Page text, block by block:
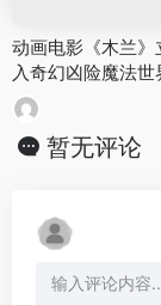
动画电影《木兰》
入奇幻凶险魔法世
暂无评论